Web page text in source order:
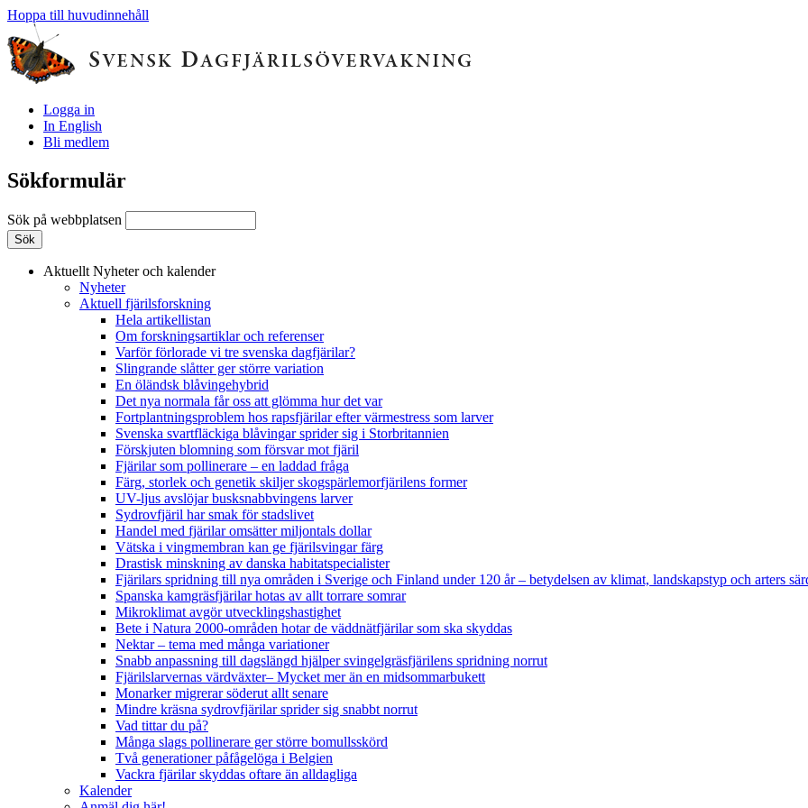
Hoppa till huvudinnehåll
Logga in
In English
Bli medlem
Sökformulär
Sök på webbplatsen
Aktuellt Nyheter och kalender
Nyheter
Aktuell fjärilsforskning
Hela artikellistan
Om forskningsartiklar och referenser
Varför förlorade vi tre svenska dagfjärilar?
Slingrande slåtter ger större variation
En öländsk blåvingehybrid
Det nya normala får oss att glömma hur det var
Fortplantningsproblem hos rapsfjärilar efter värmestress som larver
Svenska svartfläckiga blåvingar sprider sig i Storbritannien
Förskjuten blomning som försvar mot fjäril
Fjärilar som pollinerare – en laddad fråga
Färg, storlek och genetik skiljer skogspärlemorfjärilens former
UV-ljus avslöjar busksnabbvingens larver
Sydrovfjäril har smak för stadslivet
Handel med fjärilar omsätter miljontals dollar
Vätska i vingmembran kan ge fjärilsvingar färg
Drastisk minskning av danska habitatspecialister
Fjärilars spridning till nya områden i Sverige och Finland under 120 år– betydelsen av klimat, landskapstyp och arters
Spanska kamgräsfjärilar hotas av allt torrare somrar
Mikroklimat avgör utvecklingshastighet
Bete i Natura 2000-områden hotar de väddnätfjärilar som ska skyddas
Nektar – tema med många variationer
Snabb anpassning till dagslängd hjälper svingelgräsfjärilens spridning norrut
Fjärilslarvernas värdväxter– Mycket mer än en midsommarbukett
Monarker migrerar söderut allt senare
Mindre kräsna sydrovfjärilar sprider sig snabbt norrut
Vad tittar du på?
Många slags pollinerare ger större bomullsskörd
Två generationer påfågelöga i Belgien
Vackra fjärilar skyddas oftare än alldagliga
Kalender